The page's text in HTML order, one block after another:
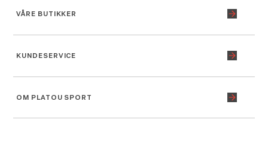
VÅRE BUTIKKER
KUNDESERVICE
OM PLATOU SPORT